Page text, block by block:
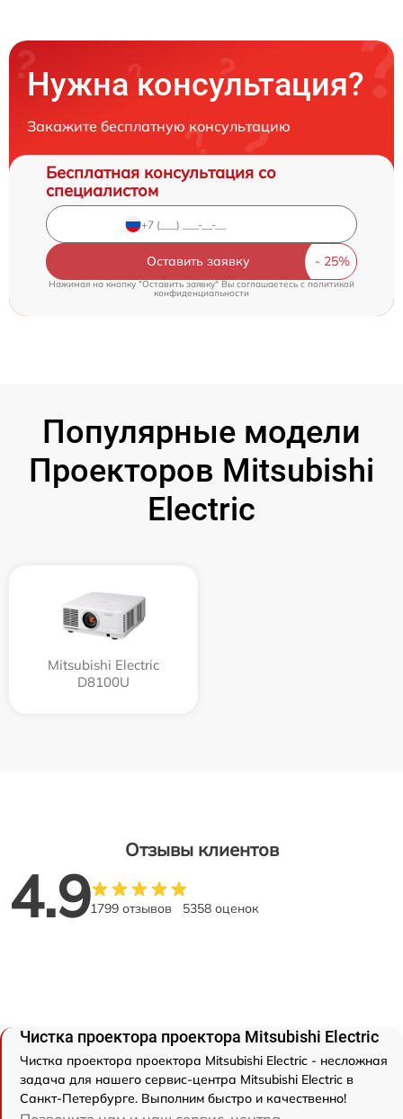
Нужна консультация?
Закажите бесплатную консультацию
Бесплатная консультация со
специалистом
Оставить заявку
Нажимая на кнопку "Оставить заявку" Вы соглашаетесь c политикой
конфиденциальности
Популярные модели
Проекторов Mitsubishi
Electric
Mitsubishi Electric
D8100U
Отзывы клиентов
4.91799 отзывов 5358 оценок
Чистка проектора проектора Mitsubishi Electric
Чистка проектора проектора Mitsubishi Electric - несложная
задача для нашего сервис-центра Mitsubishi Electric в
Санкт-Петербурге. Выполним быстро и качественно!